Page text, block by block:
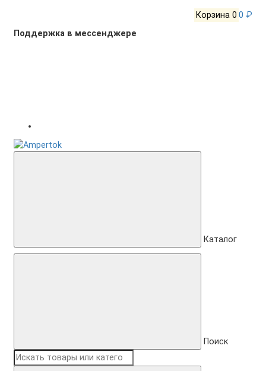
Корзина 0 0 ₽
Поддержка в мессенджере
Каталог
Поиск